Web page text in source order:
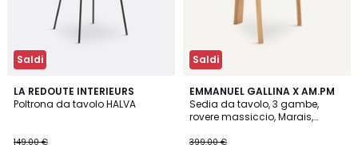
Saldi
LA REDOUTE INTERIEURS
Poltrona da tavolo HALVA
149,00 €
4,6
/ 5
Saldi
EMMANUEL GALLINA X AM.PM
Sedia da tavolo, 3 gambe,
rovere massiccio, Marais,
399,00 €
4,9
/ 5